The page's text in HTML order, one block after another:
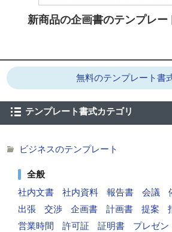
新商品の企画書のテンプレー
無料のテンプレート書
テンプレート書式カテゴリ
ビジネスのテンプレート
全般
社内文書
社内資料 報告書 会議
出張
交渉 企画書 計画書 提案
営業時間
許可証 証明書 プレゼン